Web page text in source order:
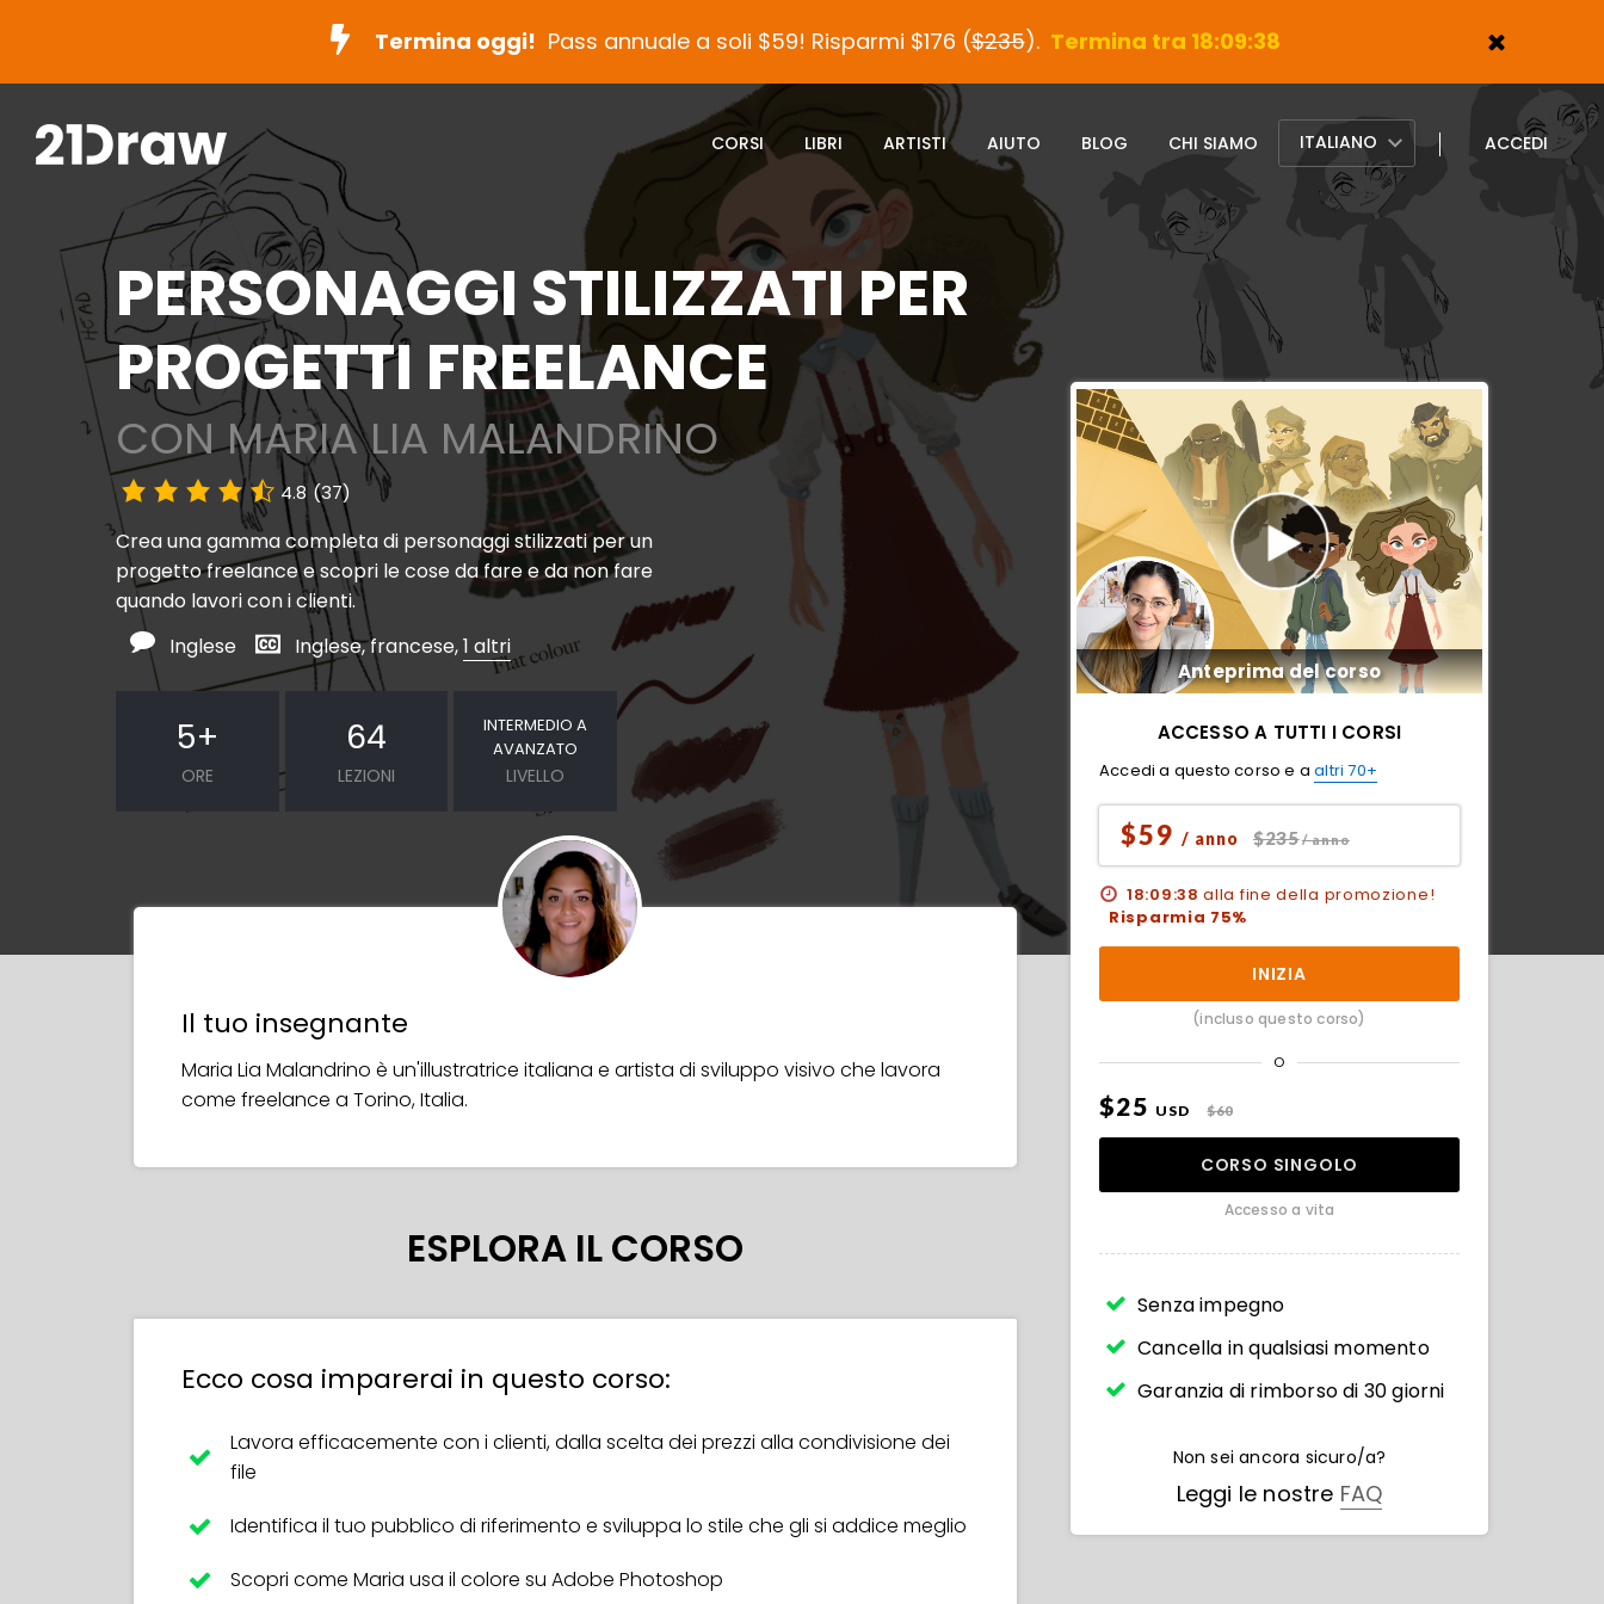
Termina oggi! Pass annuale a soli $59! Risparmi $176 ($235). Termina tra 18:09:36
CORSI LIBRI ARTISTI AIUTO BLOG CHI SIAMO ITALIANO ACCEDI
PERSONAGGI STILIZZATI PER
PROGETTI FREELANCE
CON MARIA LIA MALANDRINO
4.8 (37)
Crea una gamma completa di personaggi stilizzati per un
progetto freelance e scopri le cose da fare e da non fare
quando lavori con i clienti.
Inglese
Inglese, francese,1 altri
5+
ORE
64
LEZIONI
INTERMEDIO A
AVANZATO
LIVELLO
Il tuo insegnante
Maria Lia Malandrino è un'illustratrice italiana e artista di sviluppo visivo che lavora
come freelance a Torino, Italia.
ESPLORA IL CORSO
Ecco cosa imparerai in questo corso:
Lavora efficacemente con i clienti, dalla scelta dei prezzi alla condivisione dei
file
Identifica il tuo pubblico di riferimento e sviluppa lo stile che gli si addice meglio
Scopri come Maria usa il colore su Adobe Photoshop
Anteprima del corso
ACCESSO A TUTTI I CORSI
Accedi a questo corso e aaltri 70+
$59 / anno $235/ anno
18:09:36 alla fine della promozione!
Risparmia 75%
INIZIA
(incluso questo corso)
O
$25 USD $60
CORSO SINGOLO
Accesso a vita
Senza impegno
Cancella in qualsiasi momento
Garanzia di rimborso di 30 giorni
Non sei ancora sicuro/a?
Leggi le nostre FAQ